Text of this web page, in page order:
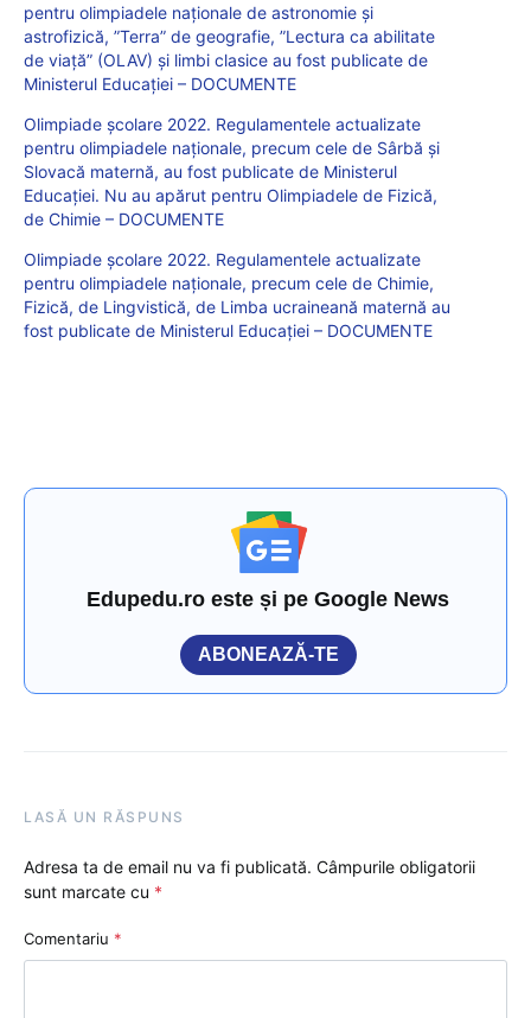
pentru olimpiadele naționale de astronomie și
astrofizică, ”Terra” de geografie, ”Lectura ca abilitate
de viață” (OLAV) și limbi clasice au fost publicate de
Ministerul Educației – DOCUMENTE
Olimpiade școlare 2022. Regulamentele actualizate
pentru olimpiadele naționale, precum cele de Sârbă și
Slovacă maternă, au fost publicate de Ministerul
Educației. Nu au apărut pentru Olimpiadele de Fizică,
de Chimie – DOCUMENTE
Olimpiade școlare 2022. Regulamentele actualizate
pentru olimpiadele naționale, precum cele de Chimie,
Fizică, de Lingvistică, de Limba ucraineană maternă au
fost publicate de Ministerul Educației – DOCUMENTE
Edupedu.ro este și pe Google News
ABONEAZĂ-TE
LASĂ UN RĂSPUNS
Adresa ta de email nu va fi publicată. Câmpurile obligatorii
sunt marcate cu *
Comentariu *